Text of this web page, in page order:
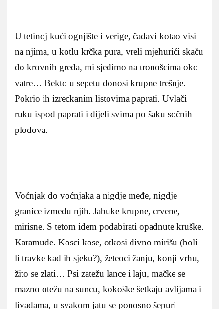
U tetinoj kući ognjište i verige, čađavi kotao visi
na njima, u kotlu krčka pura, vreli mjehurići skaču
do krovnih greda, mi sjedimo na tronošcima oko
vatre… Bekto u sepetu donosi krupne trešnje.
Pokrio ih izreckanim listovima paprati. Uvlači
ruku ispod paprati i dijeli svima po šaku sočnih
plodova.
Voćnjak do voćnjaka a nigdje međe, nigdje
granice između njih. Jabuke krupne, crvene,
mirisne. S tetom idem podabirati opadnute kruške.
Karamude. Kosci kose, otkosi divno mirišu (boli
li travke kad ih sjeku?), žeteoci žanju, konji vrhu,
žito se zlati… Psi zatežu lance i laju, mačke se
mazno otežu na suncu, kokoške šetkaju avlijama i
livadama, u svakom jatu se ponosno šepuri